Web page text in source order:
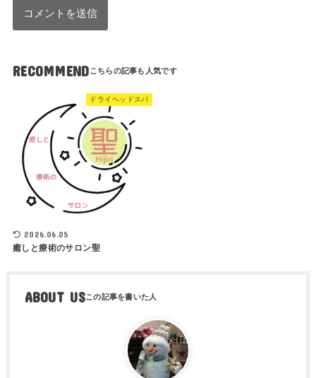
RECOMMEND
ドライヘッドスパ
2026.06.05
癒しと療術のサロン聖
ABOUT US